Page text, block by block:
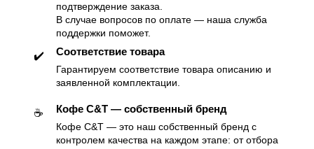
подтверждение заказа.
В случае вопросов по оплате — наша служба
поддержки поможет.
✔️ Соответствие товара
Гарантируем соответствие товара описанию и
заявленной комплектации.
☕️ Кофе C&T — собственный бренд
Кофе C&T — это наш собственный бренд с
контролем качества на каждом этапе: от отбора